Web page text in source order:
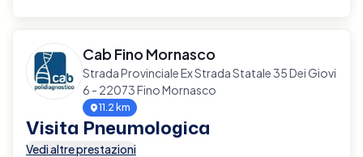
Cab Fino Mornasco
Strada Provinciale Ex Strada Statale 35 Dei Giovi
6 - 22073 Fino Mornasco
11.2 km
Visita Pneumologica
Vedi altre prestazioni